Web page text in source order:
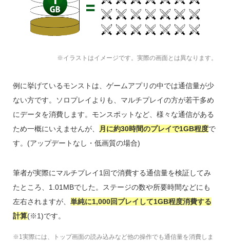
※イラストはイメージです。実際の画面とは異なります。
例に挙げているモンストは、ゲームアプリの中では通信量が少
ない方です。ソロプレイよりも、マルチプレイの方が若干多め
にデータを消費します。モンスポットなど、様々な通信がある
ため一概にいえませんが、
月に約30時間のプレイで1GB程度で
す。(アップデートなし・低画質の場合)
筆者が実際にマルチプレイ1回で消費する通信量を検証してみ
たところ、1.01MBでした。ステージの数や所要時間などにも
左右されますが、 単純に1,000回プレイして1GB程度消費する
計算(※1)です。
※1実際には、トップ画面の読み込みなど他の操作でも通信量を消費しま